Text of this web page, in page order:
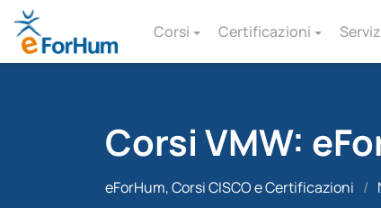
Corsi Certificazioni
Corsi VMW:
eForHum, Corsi CISCO e Certificazioni /